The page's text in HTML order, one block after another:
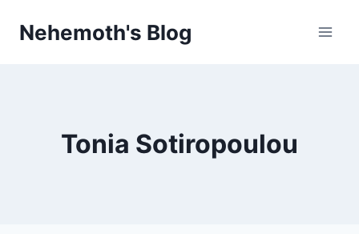
Nehemoth's Blog
Tonia Sotiropoulou